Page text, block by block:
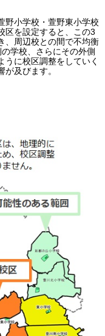
野小学校・萱野東小学校
区を設定すると、この3
、周辺校との間で不均衡
学校、さらにその外側
に校区調整をしていく
及びます。